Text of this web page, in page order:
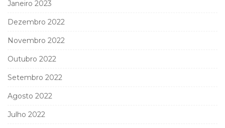
Janeiro 2023
Dezembro 2022
Novembro 2022
Outubro 2022
Setembro 2022
Agosto 2022
Julho 2022